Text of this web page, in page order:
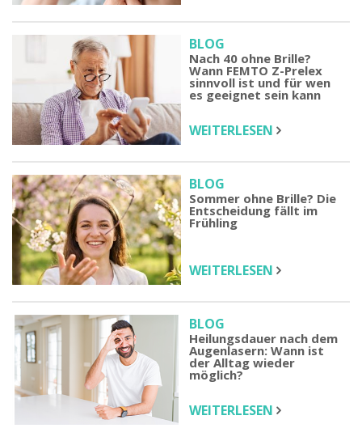
BLOG
Nach 40 ohne Brille?
Wann FEMTO Z-Prelex
sinnvoll ist und für wen
es geeignet sein kann
WEITERLESEN
BLOG
Sommer ohne Brille? Die
Entscheidung fällt im
Frühling
WEITERLESEN
BLOG
Heilungsdauer nach dem
Augenlasern: Wann ist
der Alltag wieder
möglich?
WEITERLESEN